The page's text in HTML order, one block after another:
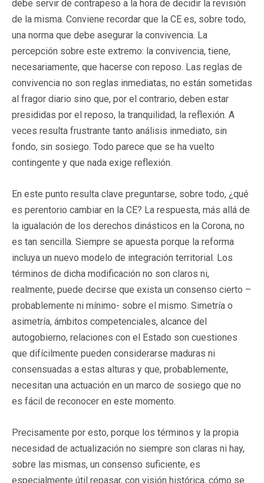
debe servir de contrapeso a la hora de decidir la revisión
de la misma. Conviene recordar que la CE es, sobre todo,
una norma que debe asegurar la convivencia. La
percepción sobre este extremo: la convivencia, tiene,
necesariamente, que hacerse con reposo. Las reglas de
convivencia no son reglas inmediatas, no están sometidas
al fragor diario sino que, por el contrario, deben estar
presididas por el reposo, la tranquilidad, la reflexión. A
veces resulta frustrante tanto análisis inmediato, sin
fondo, sin sosiego. Todo parece que se ha vuelto
contingente y que nada exige reflexión.
En este punto resulta clave preguntarse, sobre todo, ¿qué
es perentorio cambiar en la CE? La respuesta, más allá de
la igualación de los derechos dinásticos en la Corona, no
es tan sencilla. Siempre se apuesta porque la reforma
incluya un nuevo modelo de integración territorial. Los
términos de dicha modificación no son claros ni,
realmente, puede decirse que exista un consenso cierto –
probablemente ni mínimo- sobre el mismo. Simetría o
asimetría, ámbitos competenciales, alcance del
autogobierno, relaciones con el Estado son cuestiones
que difícilmente pueden considerarse maduras ni
consensuadas a estas alturas y que, probablemente,
necesitan una actuación en un marco de sosiego que no
es fácil de reconocer en este momento.
Precisamente por esto, porque los términos y la propia
necesidad de actualización no siempre son claras ni hay,
sobre las mismas, un consenso suficiente, es
especialmente útil repasar, con visión histórica, cómo se